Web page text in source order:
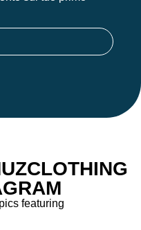
featuring